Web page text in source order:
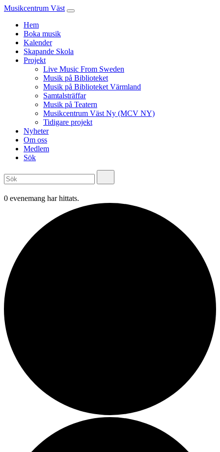
Musikcentrum Väst
Hem
Boka musik
Kalender
Skapande Skola
Projekt
Live Music From Sweden
Musik på Biblioteket
Musik på Biblioteket Värmland
Samtalsträffar
Musik på Teatern
Musikcentrum Väst Ny (MCV NY)
Tidigare projekt
Nyheter
Om oss
Medlem
Sök
0 evenemang har hittats.